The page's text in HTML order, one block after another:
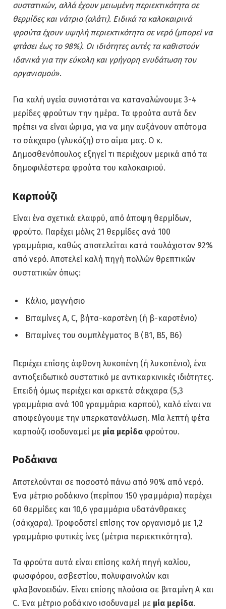
συστατικών, αλλά έχουν μειωμένη περιεκτικότητα σε
θερμίδες και νάτριο (αλάτι). Ειδικά τα καλοκαιρινά
φρούτα έχουν υψηλή περιεκτικότητα σε νερό (μπορεί να
φτάσει έως το 98%). Οι ιδιότητες αυτές τα καθιστούν
ιδανικά για την εύκολη και γρήγορη ενυδάτωση του
οργανισμού».
Για καλή υγεία συνιστάται να καταναλώνουμε 3-4
μερίδες φρούτων την ημέρα. Τα φρούτα αυτά δεν
πρέπει να είναι ώριμα, για να μην αυξάνουν απότομα
το σάκχαρο (γλυκόζη) στο αίμα μας. Ο κ.
Δημοσθενόπουλος εξηγεί τι περιέχουν μερικά από τα
δημοφιλέστερα φρούτα του καλοκαιριού.
Καρπούζι
Είναι ένα σχετικά ελαφρύ, από άποψη θερμίδων,
φρούτο. Παρέχει μόλις 21 θερμίδες ανά 100
γραμμάρια, καθώς αποτελείται κατά τουλάχιστον 92%
από νερό. Αποτελεί καλή πηγή πολλών θρεπτικών
συστατικών όπως:
Κάλιο, μαγνήσιο
Βιταμίνες Α, C, βήτα-καροτένη (ή β-καροτένιο)
Βιταμίνες του συμπλέγματος Β (Β1, Β5, Β6)
Περιέχει επίσης άφθονη λυκοπένη (ή λυκοπένιο), ένα
αντιοξειδωτικό συστατικό με αντικαρκινικές ιδιότητες.
Επειδή όμως περιέχει και αρκετά σάκχαρα (5,3
γραμμάρια ανά 100 γραμμάρια καρπού), καλό είναι να
αποφεύγουμε την υπερκατανάλωση. Μία λεπτή φέτα
καρπούζι ισοδυναμεί με μία μερίδα φρούτου.
Ροδάκινα
Αποτελούνται σε ποσοστό πάνω από 90% από νερό.
Ένα μέτριο ροδάκινο (περίπου 150 γραμμάρια) παρέχει
60 θερμίδες και 10,6 γραμμάρια υδατάνθρακες
(σάκχαρα). Τροφοδοτεί επίσης τον οργανισμό με 1,2
γραμμάριο φυτικές ίνες (μέτρια περιεκτικότητα).
Τα φρούτα αυτά είναι επίσης καλή πηγή καλίου,
φωσφόρου, ασβεστίου, πολυφαινολών και
φλαβονοειδών. Είναι επίσης πλούσια σε βιταμίνη Α και
C. Ένα μέτριο ροδάκινο ισοδυναμεί με μία μερίδα.